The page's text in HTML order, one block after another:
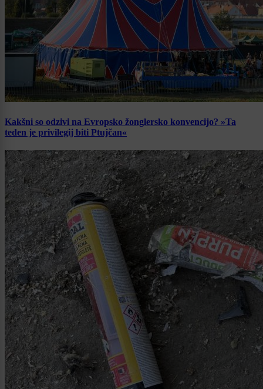
Kakšni so odzivi na Evropsko žonglersko konvencijo? »Ta
teden je privilegij biti Ptujčan«